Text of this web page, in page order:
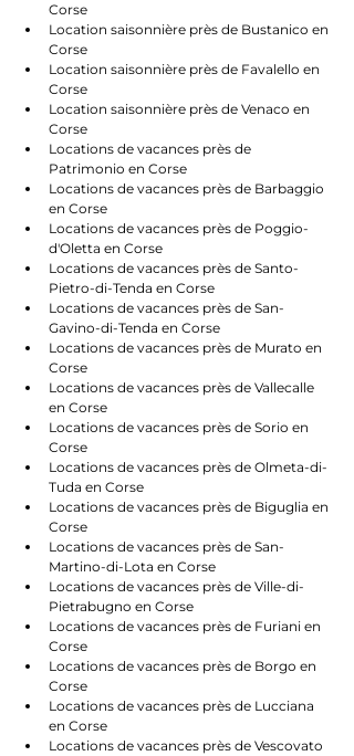
Corse
Location saisonnière près de Bustanico en
Corse
Location saisonnière près de Favalello en
Corse
Location saisonnière près de Venaco en
Corse
Locations de vacances près de
Patrimonio en Corse
Locations de vacances près de Barbaggio
en Corse
Locations de vacances près de Poggio-
d'Oletta en Corse
Locations de vacances près de Santo-
Pietro-di-Tenda en Corse
Locations de vacances près de San-
Gavino-di-Tenda en Corse
Locations de vacances près de Murato en
Corse
Locations de vacances près de Vallecalle
en Corse
Locations de vacances près de Sorio en
Corse
Locations de vacances près de Olmeta-di-
Tuda en Corse
Locations de vacances près de Biguglia en
Corse
Locations de vacances près de San-
Martino-di-Lota en Corse
Locations de vacances près de Ville-di-
Pietrabugno en Corse
Locations de vacances près de Furiani en
Corse
Locations de vacances près de Borgo en
Corse
Locations de vacances près de Lucciana
en Corse
Locations de vacances près de Vescovato